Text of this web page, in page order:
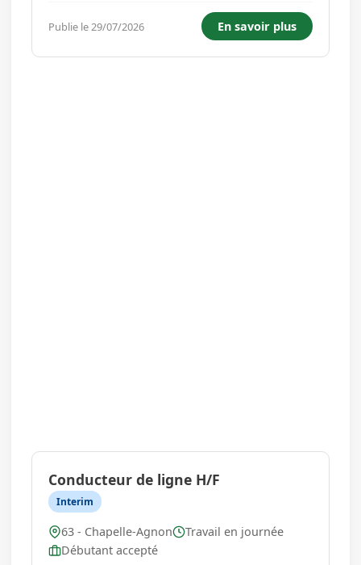
reconnue pour son savoir-faire dans la
fabrication de carton ondulé, et intégrée à un
grand groupe leader dans son dom...
Publie le 29/07/2026 En savoir plus
Conducteur de ligne H/F
Interim
63 - Chapelle-Agnon
Travail en journée
Débutant accepté